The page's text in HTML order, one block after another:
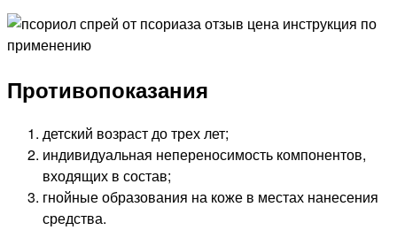
Противопоказания
детский возраст до трех лет;
индивидуальная непереносимость компонентов,
входящих в состав;
гнойные образования на коже в местах нанесения
средства.